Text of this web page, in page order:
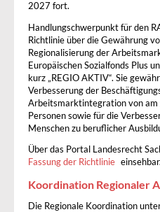
2027 fort.
Handlungschwerpunkt für den
Richtlinie über die Gewährung
Regionalisierung der
Europäischen Sozialfonds Plus
kurz „REGIO AKTIV“. Sie
Verbesserung der
Arbeitsmarktintegration von
Personen sowie für die
Menschen zu beruflicher
Über das Portal Landesrecht
Fassung der Richtlinie einsehbar.
Koordination Regionaler
Die Regionale Koordination